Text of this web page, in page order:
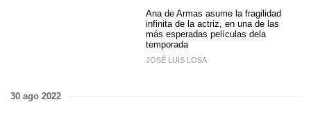
Ana de Armas asume la fragilidad
infinita de la actriz, en una de las
más esperadas películas dela
temporada
JOSÉ LUIS LOSA
30 ago 2022